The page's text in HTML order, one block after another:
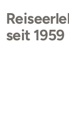
seit 1959